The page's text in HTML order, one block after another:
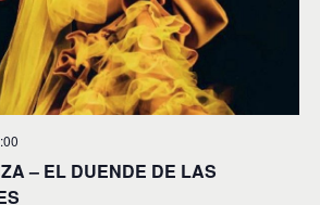
– EL DUENDE DE LAS